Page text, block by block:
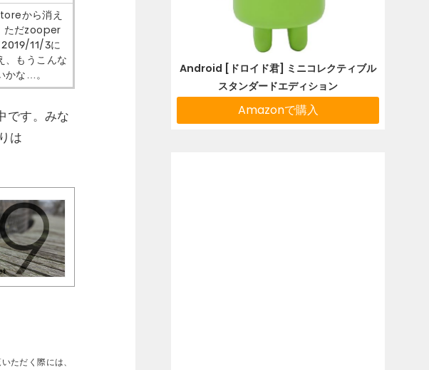
から消え
ただzooper
11/3に
、もうこんな
かな…。
です。みな
は
ただく際には、
Android [ドロイド君] ミニコレクティブル
スタンダードエディション
Amazonで購入